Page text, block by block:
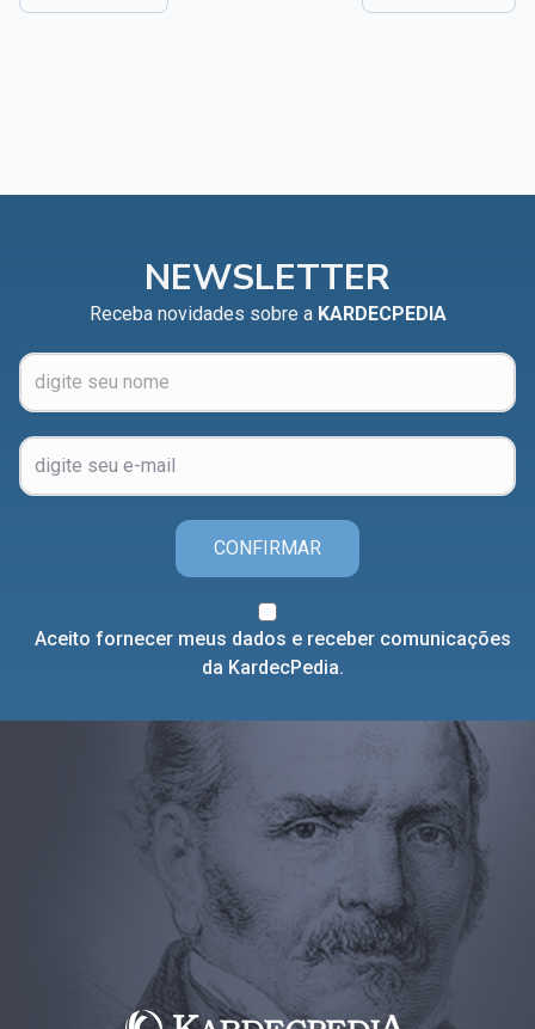
NEWSLETTER
Receba novidades sobre a KARDECPEDIA
CONFIRMAR
Aceito fornecer meus dados e receber comunicações
da KardecPedia.